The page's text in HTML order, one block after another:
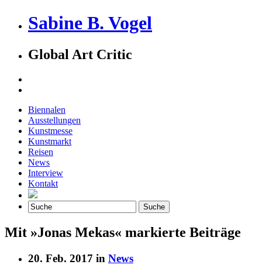
Sabine B. Vogel
Global Art Critic
Biennalen
Ausstellungen
Kunstmesse
Kunstmarkt
Reisen
News
Interview
Kontakt
Mit »Jonas Mekas« markierte Beiträge
20. Feb. 2017 in News